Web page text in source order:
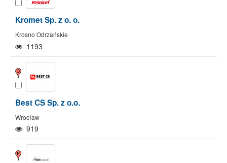
Kromet Sp. z o. o.
Krosno Odrzańskie
1193
Best CS Sp. z o.o.
Wrocław
919